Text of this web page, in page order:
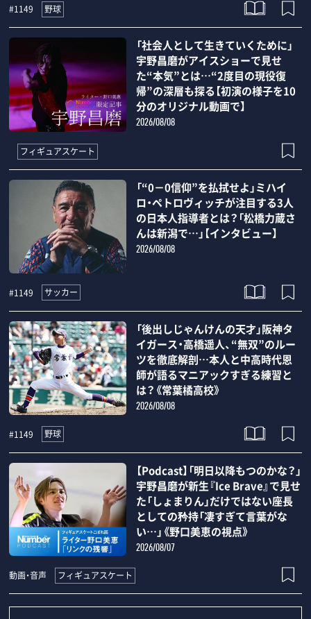
#1149 野球
「社会人として生きていくために」
宇野昌磨がアイスショーで見せ
た“本気”とは…“2度目の現役復
帰”の深層も探る【初演の様子を10
分のオリジナル動画で】
2026/08/08
フィギュアスケート
「“0－0信仰”を払拭せよ」ミハイ
ロ・ペトロヴィッチが注目する3人
の日本人指導者とは？「松橋力蔵さ
んは新潟で…」【インタビュー】
2026/08/08
#1149 サッカー
「後出しじゃんけんの天才」阪神タ
イガース・高橋遥人、“無双”のルー
ツを徹底解剖…本人と中高時代恩
師が語るマニアックすぎる練習と
は？《常葉橘高校》
2026/08/08
#1149 野球
【Podcast】「明日以降もつのかな？」
宇野昌磨が新生『Ice Brave』で見せ
た「しょまりん」だけではない座長
としての矜持「凄すぎて言葉がな
い…」《野口美恵の視点》
2026/08/07
動画・音声 フィギュアスケート